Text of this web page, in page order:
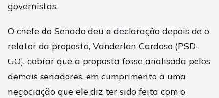
governistas.
O chefe do Senado deu a declaração depois de o
relator da proposta, Vanderlan Cardoso (PSD-
GO), cobrar que a proposta fosse analisada pelos
demais senadores, em cumprimento a uma
negociação que ele diz ter sido feita com o